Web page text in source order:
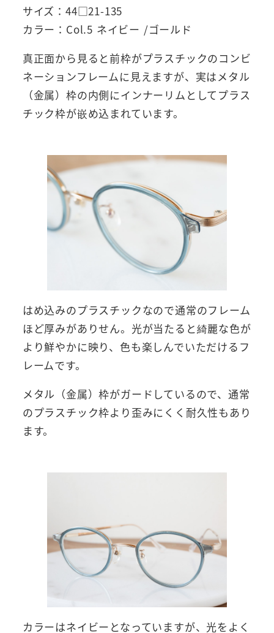
サイズ：44□21-135
カラー：Col.5 ネイビー /ゴールド
真正面から見ると前枠がプラスチックのコンビ
ネーションフレームに見えますが、実はメタル
（金属）枠の内側にインナーリムとしてプラス
チック枠が嵌め込まれています。
はめ込みのプラスチックなので通常のフレーム
ほど厚みがありせん。光が当たると綺麗な色が
より鮮やかに映り、色も楽しんでいただけるフ
レームです。
メタル（金属）枠がガードしているので、通常
のプラスチック枠より歪みにくく耐久性もあり
ます。
カラーはネイビーとなっていますが、光をよく